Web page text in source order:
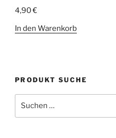
4,90€
In den Warenkorb
PRODUKT SUCHE
nach: